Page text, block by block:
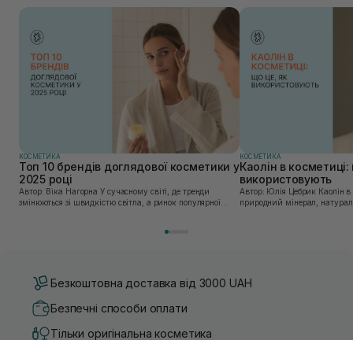
КОСМЕТИКА
Топ 10 брендів доглядової косметики у
2025 році
Автор: Віка Нагорна У сучасному світі, де тренди
змінюються зі швидкістю світла, а ринок популярної
КОСМЕТИКА
Каолін в
використовують
Автор: Юлія Цебрик Каолін в косметології – це
природний мінерал,
Безкоштовна доставка від 3000 UAH
Безпечні способи оплати
Тільки оригінальна косметика